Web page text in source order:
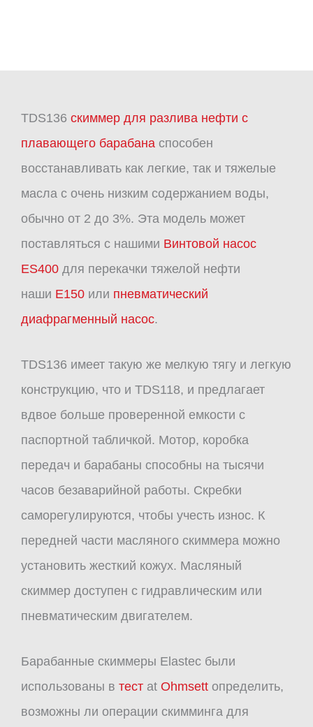
TDS136 скиммер для разлива нефти с
плавающего барабана способен
восстанавливать как легкие, так и тяжелые
масла с очень низким содержанием воды,
обычно от 2 до 3%. Эта модель может
поставляться с нашими Винтовой насос
ES400 для перекачки тяжелой нефти
наши E150 или пневматический
диафрагменный насос.
TDS136 имеет такую ​​же мелкую тягу и легкую
конструкцию, что и TDS118, и предлагает
вдвое больше проверенной емкости с
паспортной табличкой. Мотор, коробка
передач и барабаны способны на тысячи
часов безаварийной работы. Скребки
саморегулируются, чтобы учесть износ. К
передней части масляного скиммера можно
установить жесткий кожух. Масляный
скиммер доступен с гидравлическим или
пневматическим двигателем.
Барабанные скиммеры Elastec были
использованы в тест at Ohmsett определить,
возможны ли операции скимминга для